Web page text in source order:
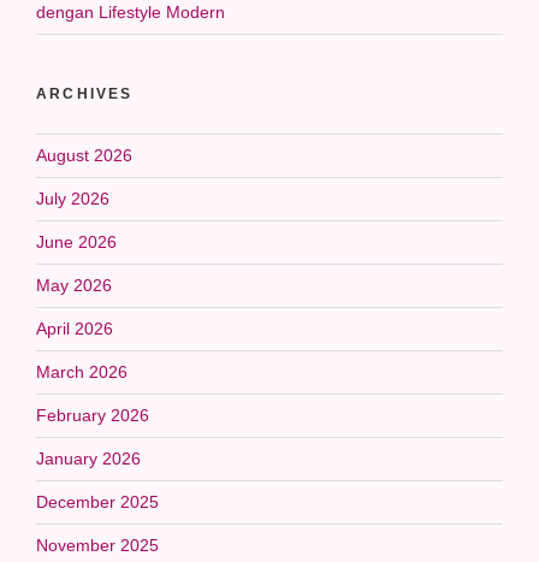
dengan Lifestyle Modern
ARCHIVES
August 2026
July 2026
June 2026
May 2026
April 2026
March 2026
February 2026
January 2026
December 2025
November 2025